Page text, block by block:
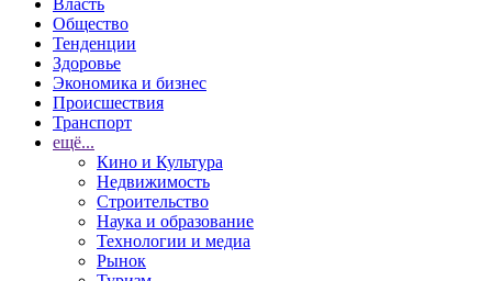
Власть
Общество
Тенденции
Здоровье
Экономика и бизнес
Происшествия
Транспорт
ещё...
Кино и Культура
Недвижимость
Строительство
Наука и образование
Технологии и медиа
Рынок